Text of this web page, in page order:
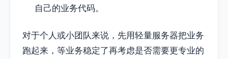
自己的业务代码。
对于个人或小团队来说，先用轻量服务器把业务
跑起来，等业务稳定了再考虑是否需要更专业的